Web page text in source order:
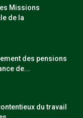
Missions
de la
des pensions
de...
du travail